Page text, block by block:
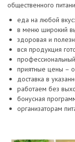
общественного
еда на любой
в меню широкий
здоровая и
вся продукция
приятные цены –
доставка в
работаем без
бонусная
организаторам